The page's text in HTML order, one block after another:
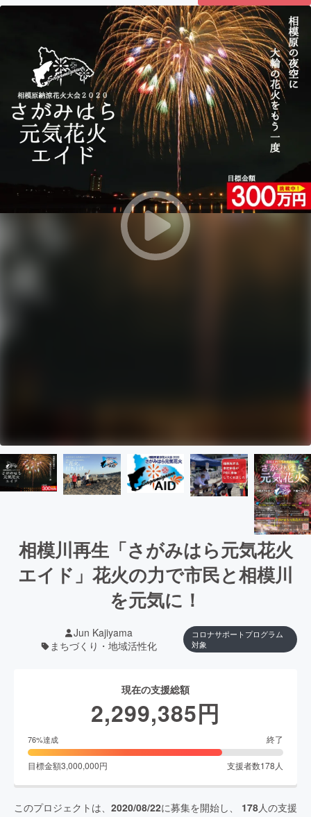
相模川再生「さがみはら元気花火
エイド」花火の力で市民と相模川
を元気に！
Jun Kajiyama
まちづくり・地域活性化
コロナサポートプログラム
対象
現在の支援総額
2,299,385円
76%達成 終了
目標金額3,000,000円 支援者数178 人
このプロジェクトは、 2020/08/22に募集を開始し、 178人の支援